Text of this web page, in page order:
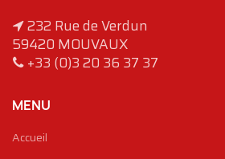
232 Rue de Verdun
59420 MOUVAUX
+33 (0)3 20 36 37 37
MENU
Accueil